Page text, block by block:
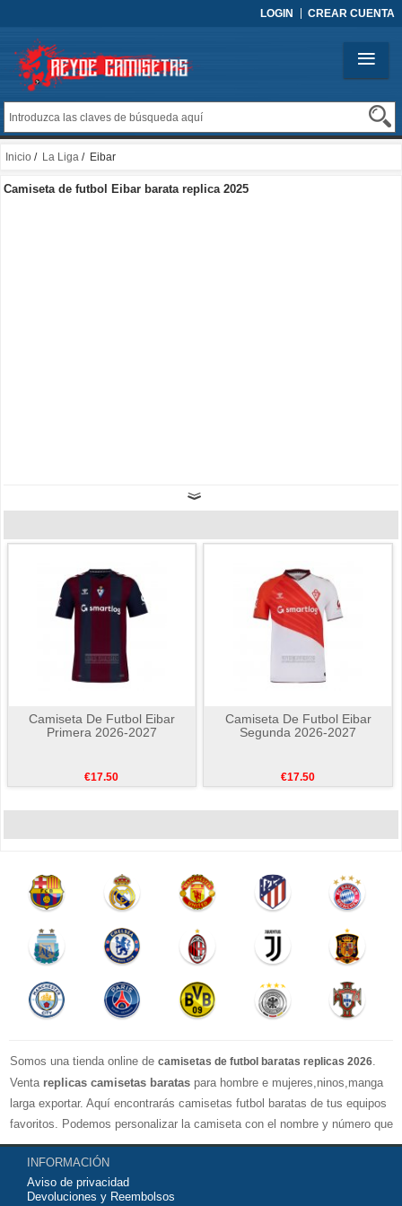
LOGIN CREAR CUENTA
Inicio / La Liga / Eibar
Camiseta de futbol Eibar barata replica 2025
Camiseta De Futbol Eibar
Primera 2026-2027
€17.50
Camiseta De Futbol Eibar
Segunda 2026-2027
€17.50
Somos una tienda online de camisetas de futbol baratas replicas 2026.
Venta replicas camisetas baratas para hombre e mujeres,ninos,manga
larga exportar. Aquí encontrarás camisetas futbol baratas de tus equipos
favoritos. Podemos personalizar la camiseta con el nombre y número que
quieras. Nuestrascamisetas de futbol replicasson de máxima calidad
tailandesa por lo que estamos convencidos que quedarás muy satisfecho
con ella. Estas camisetas tienen un tejido transpirable por lo que te
INFORMACIÓN
Aviso de privacidad
Devoluciones y Reembolsos